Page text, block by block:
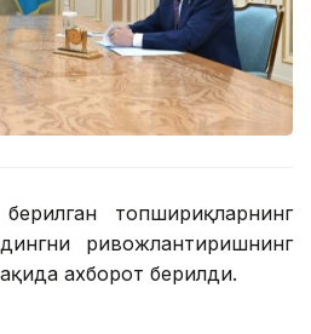
топшириқларнинг
ривожлантиришнинг
ахборот берилди.